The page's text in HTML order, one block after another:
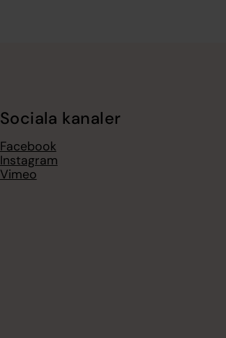
Sociala kanaler
Facebook
Instagram
Vimeo